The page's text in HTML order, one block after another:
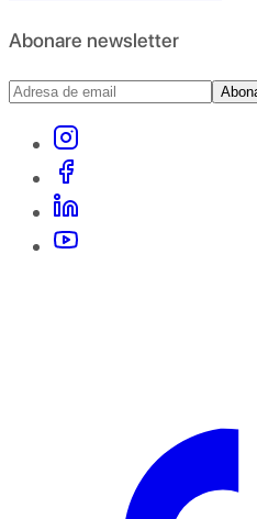
Abonare newsletter